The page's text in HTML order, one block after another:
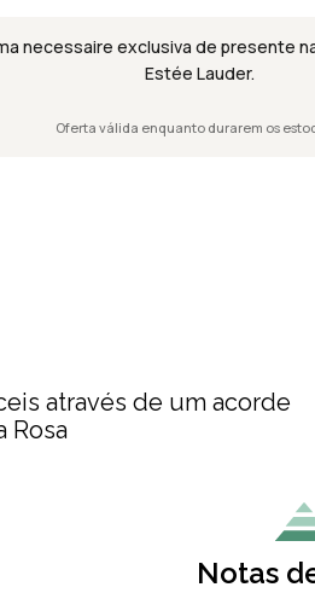
necessaire exclusiva de presente
Estée Lauder.
Oferta válida enquanto durarem os
através de um acorde
Rosa
Notas